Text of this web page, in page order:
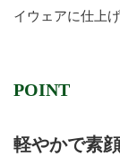
イウェアに仕上げ
POINT
軽やかで素